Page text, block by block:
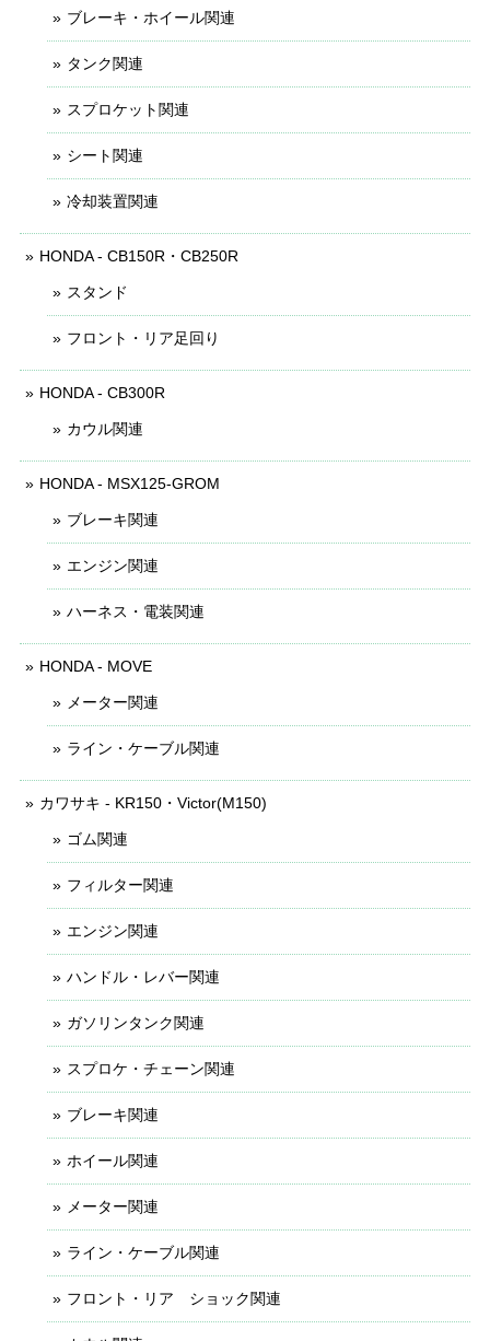
ブレーキ・ホイール関連
タンク関連
スプロケット関連
シート関連
冷却装置関連
HONDA - CB150R・CB250R
スタンド
フロント・リア足回り
HONDA - CB300R
カウル関連
HONDA - MSX125-GROM
ブレーキ関連
エンジン関連
ハーネス・電装関連
HONDA - MOVE
メーター関連
ライン・ケーブル関連
カワサキ - KR150・Victor(M150)
ゴム関連
フィルター関連
エンジン関連
ハンドル・レバー関連
ガソリンタンク関連
スプロケ・チェーン関連
ブレーキ関連
ホイール関連
メーター関連
ライン・ケーブル関連
フロント・リア ショック関連